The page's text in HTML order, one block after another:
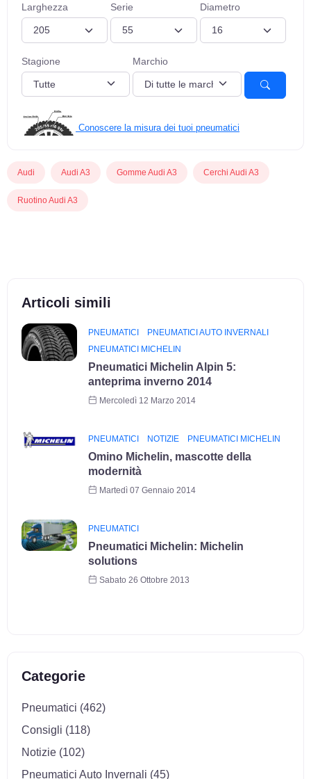
Larghezza Serie Diametro
Stagione Marchio
Conoscere la misura dei tuoi pneumatici
Audi Audi A3 Gomme Audi A3 Cerchi Audi A3
Ruotino Audi A3
Articoli simili
PNEUMATICI
PNEUMATICI AUTO INVERNALI
PNEUMATICI MICHELIN
Pneumatici Michelin Alpin 5:
anteprima inverno 2014
Mercoledì 12 Marzo 2014
PNEUMATICI NOTIZIE PNEUMATICI MICHELIN
Omino Michelin, mascotte della
modernità
Martedì 07 Gennaio 2014
PNEUMATICI
Pneumatici Michelin: Michelin
solutions
Sabato 26 Ottobre 2013
Categorie
Pneumatici (462)
Consigli (118)
Notizie (102)
Pneumatici Auto Invernali (45)